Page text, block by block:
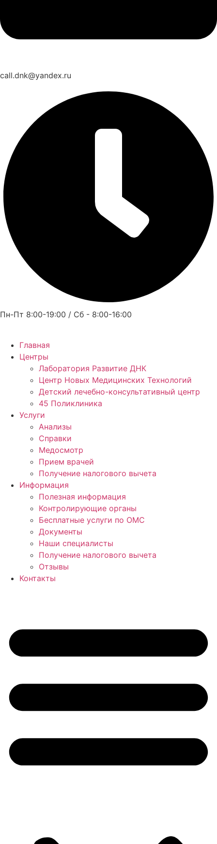
call.dnk@yandex.ru
Пн-Пт 8:00-19:00 / Сб - 8:00-16:00
Главная
Центры
Лаборатория Развитие ДНК
Центр Новых Медицинских Технологий
Детский лечебно-консультативный центр
45 Поликлиника
Услуги
Анализы
Справки
Медосмотр
Прием врачей
Получение налогового вычета
Информация
Полезная информация
Контролирующие органы
Бесплатные услуги по ОМС
Документы
Наши специалисты
Получение налогового вычета
Отзывы
Контакты